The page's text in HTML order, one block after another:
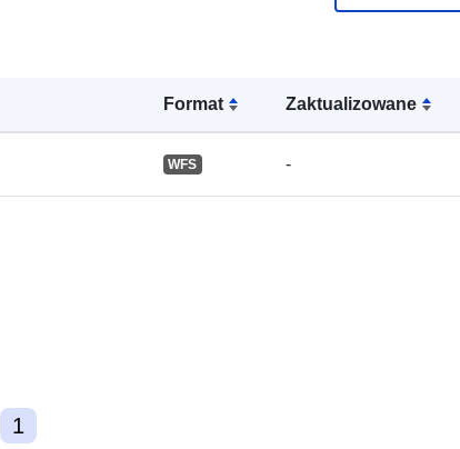
Format Zaktualizowane
WFS -
1